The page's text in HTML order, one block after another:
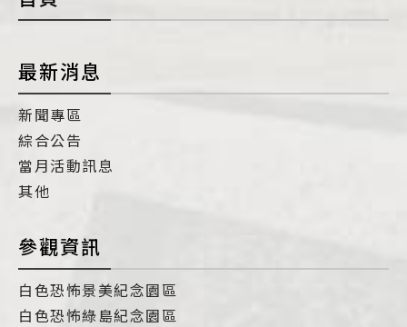
最新消息
新聞專區
綜合公告
當月活動訊息
其他
參觀資訊
白色恐怖景美紀念園區
白色恐怖綠島紀念園區